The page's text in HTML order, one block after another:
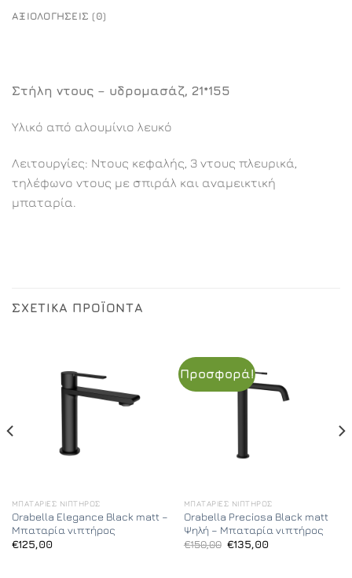
ΑΞΙΟΛΟΓΉΣΕΙΣ (0)
Στήλη ντους – υδρομασάζ, 21*155
Υλικό από αλουμίνιο λευκό
Λειτουργίες: Ντους κεφαλής, 3 ντους πλευρικά,
τηλέφωνο ντους με σπιράλ και αναμεικτική
μπαταρία.
ΣΧΕΤΙΚΆ ΠΡΟΪΌΝΤΑ
ΜΠΑΤΑΡΊΕΣ ΝΙΠΤΉΡΟΣ
Orabella Elegance Black matt –
Μπαταρία νιπτήρος
€125,00
Προσφορά!
ΜΠΑΤΑΡΊΕΣ ΝΙΠΤΉΡΟΣ
Orabella Preciosa Black matt
Ψηλή – Μπαταρία νιπτήρος
€150,00 Original
€135,00Η